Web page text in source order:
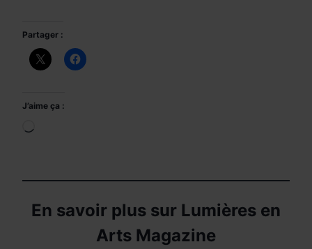
Partager :
J’aime ça :
En savoir plus sur Lumières en
Arts Magazine